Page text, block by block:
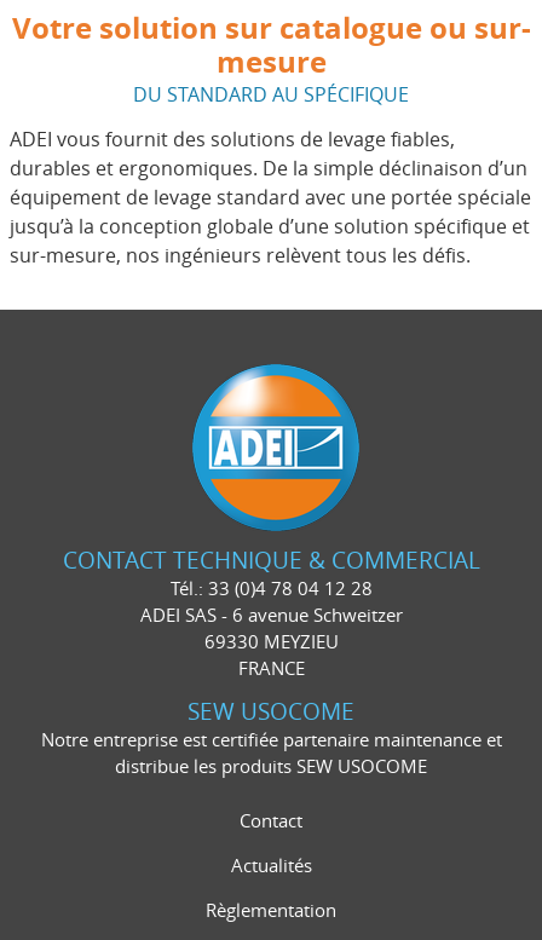
Votre solution sur catalogue ou sur-
mesure
DU STANDARD AU SPÉCIFIQUE
ADEI vous fournit des solutions de levage fiables,
durables et ergonomiques. De la simple déclinaison d’un
équipement de levage standard avec une portée spéciale
jusqu’à la conception globale d’une solution spécifique et
sur-mesure, nos ingénieurs relèvent tous les défis.
CONTACT TECHNIQUE & COMMERCIAL
Tél.: 33 (0)4 78 04 12 28
ADEI SAS - 6 avenue Schweitzer
69330 MEYZIEU
FRANCE
SEW USOCOME
Notre entreprise est certifiée partenaire maintenance et
distribue les produits SEW USOCOME
Contact
Actualités
Règlementation